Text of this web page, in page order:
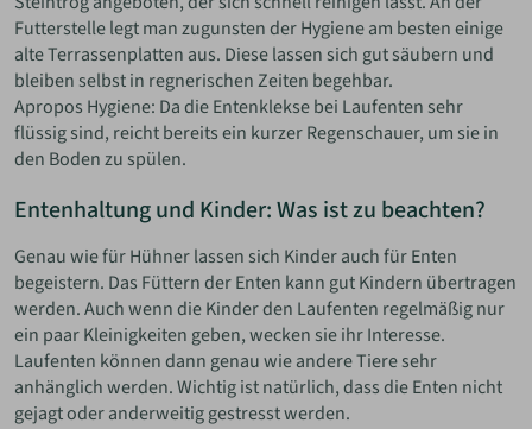
Futterstelle legt man zugunsten der Hygiene am besten einige
alte Terrassenplatten aus. Diese lassen sich gut säubern und
bleiben selbst in regnerischen Zeiten begehbar.
Apropos Hygiene: Da die Entenklekse bei Laufenten sehr
flüssig sind, reicht bereits ein kurzer Regenschauer, um sie in
den Boden zu spülen.
Entenhaltung und Kinder: Was ist zu beachten?
Genau wie für Hühner lassen sich Kinder auch für Enten
begeistern. Das Füttern der Enten kann gut Kindern übertragen
werden. Auch wenn die Kinder den Laufenten regelmäßig nur
ein paar Kleinigkeiten geben, wecken sie ihr Interesse.
Laufenten können dann genau wie andere Tiere sehr
anhänglich werden. Wichtig ist natürlich, dass die Enten nicht
gejagt oder anderweitig gestresst werden.